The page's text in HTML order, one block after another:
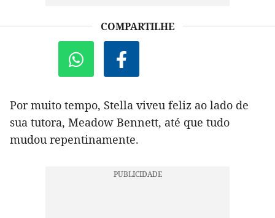
COMPARTILHE
Por muito tempo, Stella viveu feliz ao lado de
sua tutora, Meadow Bennett, até que tudo
mudou repentinamente.